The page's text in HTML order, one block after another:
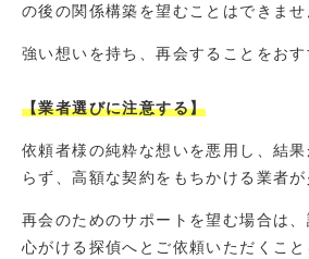
の後の関係構築を望むことはできませ
強い想いを持ち、再会することをおす
【業者選びに注意する】
依頼者様の純粋な想いを悪用し、結
らず、高額な契約をもちかける業者が
再会のためのサポートを望む場合は
心がける探偵へとご依頼いただくこ